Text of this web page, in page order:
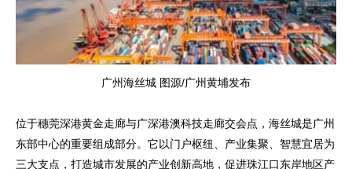
广州海丝城 图源/广州黄埔发布
位于穗莞深港黄金走廊与广深港澳科技走廊交会点，海丝城是广州
东部中心的重要组成部分。它以门户枢纽、产业集聚、智慧宜居为
三大支点，打造城市发展的产业创新高地，促进珠江口东岸地区产